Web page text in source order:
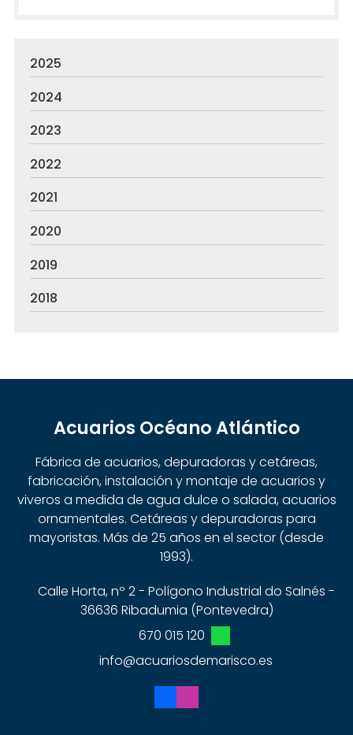
2025
2024
2023
2022
2021
2020
2019
2018
Acuarios Océano Atlántico
Fábrica de acuarios, depuradoras y cetáreas,
fabricación, instalación y montaje de acuarios y
viveros a medida de agua dulce o salada, acuarios
ornamentales. Cetáreas y depuradoras para
mayoristas. Más de 25 años en el sector (desde
1993).
Calle Horta, nº 2 - Polígono Industrial do Salnés -
36636 Ribadumia (Pontevedra)
670 015 120
info@acuariosdemarisco.es